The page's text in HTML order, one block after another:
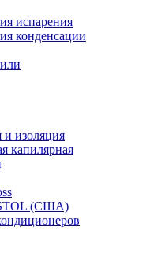
испарения
конденсации
и изоляция
капилярная
(США)